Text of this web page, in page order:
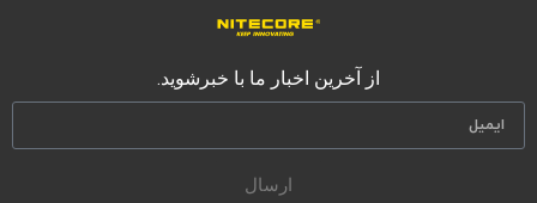
از آخرین اخبار ما با خبرشوید.
ارسال